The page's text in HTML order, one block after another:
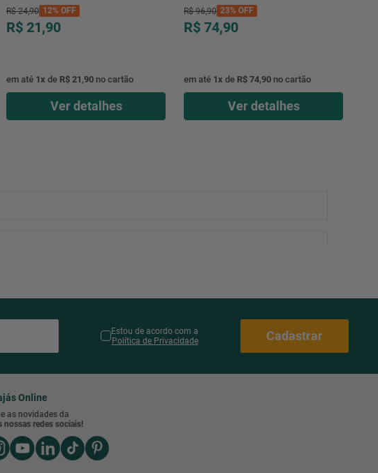
- 0118.00001.0020PL - Quartzolit
R$ 24,90 12% OFF
R$ 21,90
em até 1x de R$ 21,90 no cartão
Ver detalhes
R$ 96,90 23% OFF
R$ 74,90
em até 1x de R$ 74,90 no cartão
Ver detalhes
Estou de acordo com a
Política de Privacidade
Cadastrar
Online
as novidades da
nossas redes sociais!